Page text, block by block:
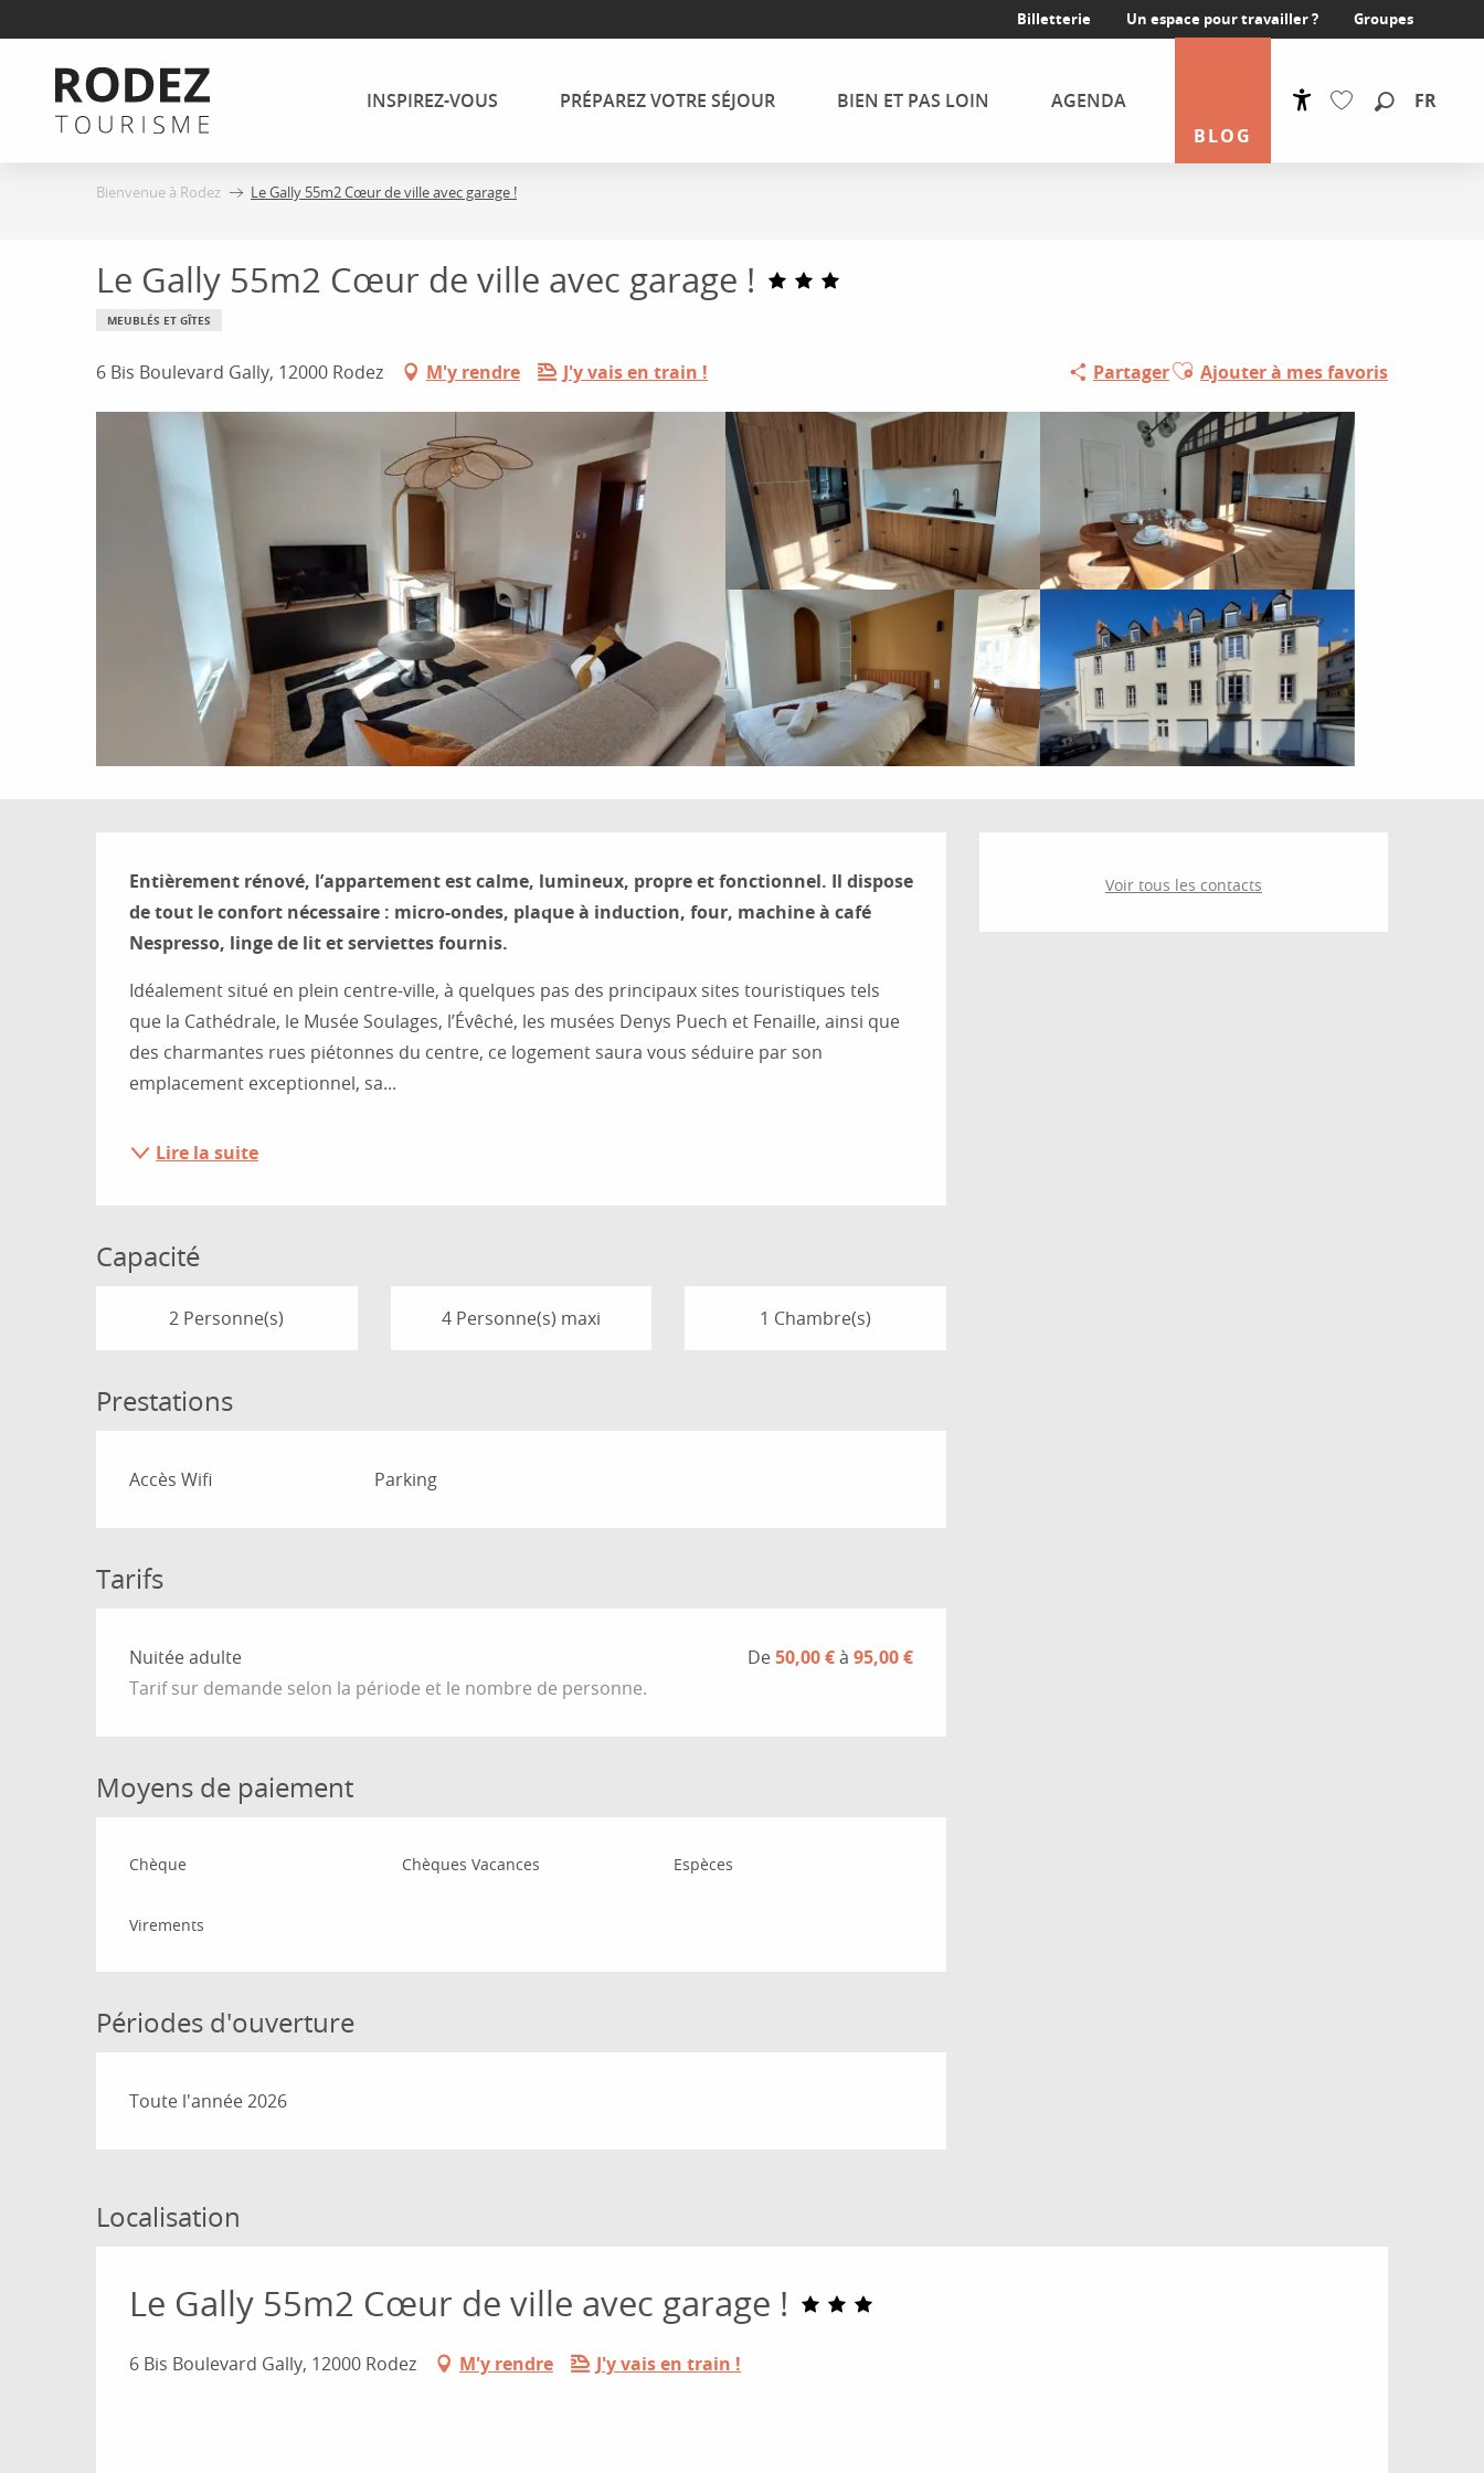
au
contenu
principal
BLOG
FR
Billetterie Un espace pour travailler ? Groupes
INSPIREZ-VOUS PRÉPAREZ VOTRE SÉJOUR BIEN ET PAS LOIN AGENDA
Bienvenue à Rodez Le Gally 55m2 Cœur de ville avec garage !
Le Gally 55m2 Cœur de ville avec garage !
MEUBLÉS ET GÎTES
6 Bis Boulevard Gally, 12000 Rodez M'y rendre J'y vais en train ! PartagerAjouter aux favoris
Ajouter à mes favoris
Ouverture et
Voir tous les contacts
Description
Entièrement rénové, l’appartement est calme, lumineux, propre et fonctionnel. Il dispose
de tout le confort nécessaire : micro-ondes, plaque à induction, four, machine à café
Nespresso, linge de lit et serviettes fournis.
Idéalement situé en plein centre-ville, à quelques pas des principaux sites touristiques tels
que la Cathédrale, le Musée Soulages, l’Évêché, les musées Denys Puech et Fenaille, ainsi que
des charmantes rues piétonnes du centre, ce logement saura vous séduire par son
emplacement exceptionnel, sa...
Lire la suite
Capacité
2 Personne(s) 4 Personne(s) maxi 1 Chambre(s)
Prestations
Accès Wifi Parking
Tarifs
Tarifs 2026
Nuitée adulte
Tarif sur demande selon la période et le nombre de personne.
De50,00 €à95,00 €
Moyens de paiement
Chèque Chèques Vacances Espèces
Virements
Périodes d'ouverture
Toute l'année 2026
Localisation
Le Gally 55m2 Cœur de ville avec garage !
6 Bis Boulevard Gally, 12000 Rodez M'y rendre J'y vais en train !